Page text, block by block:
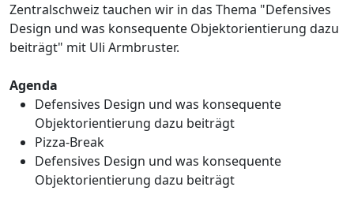
Zentralschweiz tauchen wir in das Thema "Defensives
Design und was konsequente Objektorientierung dazu
beiträgt" mit Uli Armbruster.
Agenda
Defensives Design und was konsequente
Objektorientierung dazu beiträgt
Pizza-Break
Defensives Design und was konsequente
Objektorientierung dazu beiträgt